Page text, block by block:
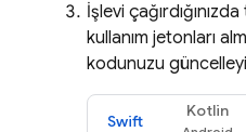
İşlevi çağırdığınızda
kullanım jetonları
kodunuzu
Swift
Kotlin